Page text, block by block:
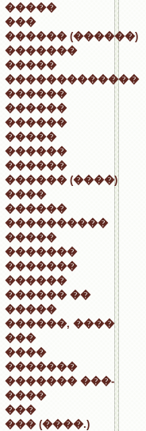
�����
���
������ (������)
�������
�����
�������������
������
������
������
�����
������
������
������ (����)
����
������
����������
�����
�������
�������
������
������ ��
�����
������, ����
���
����
�������
������� ���-
����
���
��� (����.)